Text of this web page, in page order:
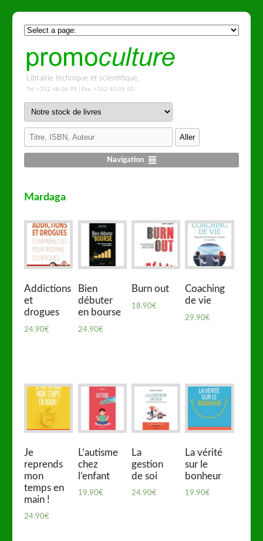
Librairie technique et scientifique.
Tel. +352 48 06 91 | Fax. +352 40 09 50
Navigation
Mardaga
Addictions
et
drogues
24.90€
Bien
débuter
en bourse
24.90€
Burn out
18.90€
Coaching
de vie
29.90€
Je
reprends
mon
temps en
main !
24.90€
L’autisme
chez
l’enfant
19.90€
La
gestion
de soi
24.90€
La vérité
sur le
bonheur
19.90€